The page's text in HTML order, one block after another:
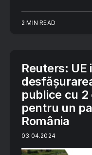
2 MIN READ
Reuters:
publice cu
pentru un
România
03.04.2024